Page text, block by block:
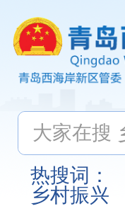
热搜词：
乡村振兴